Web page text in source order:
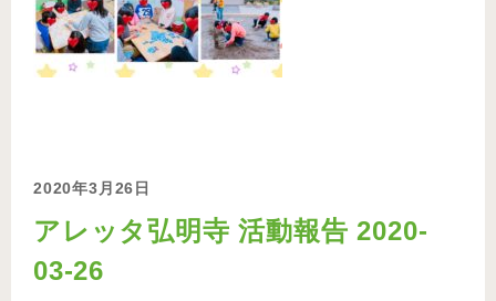
2020年3月26日
アレッタ弘明寺 活動報告 2020-
03-26